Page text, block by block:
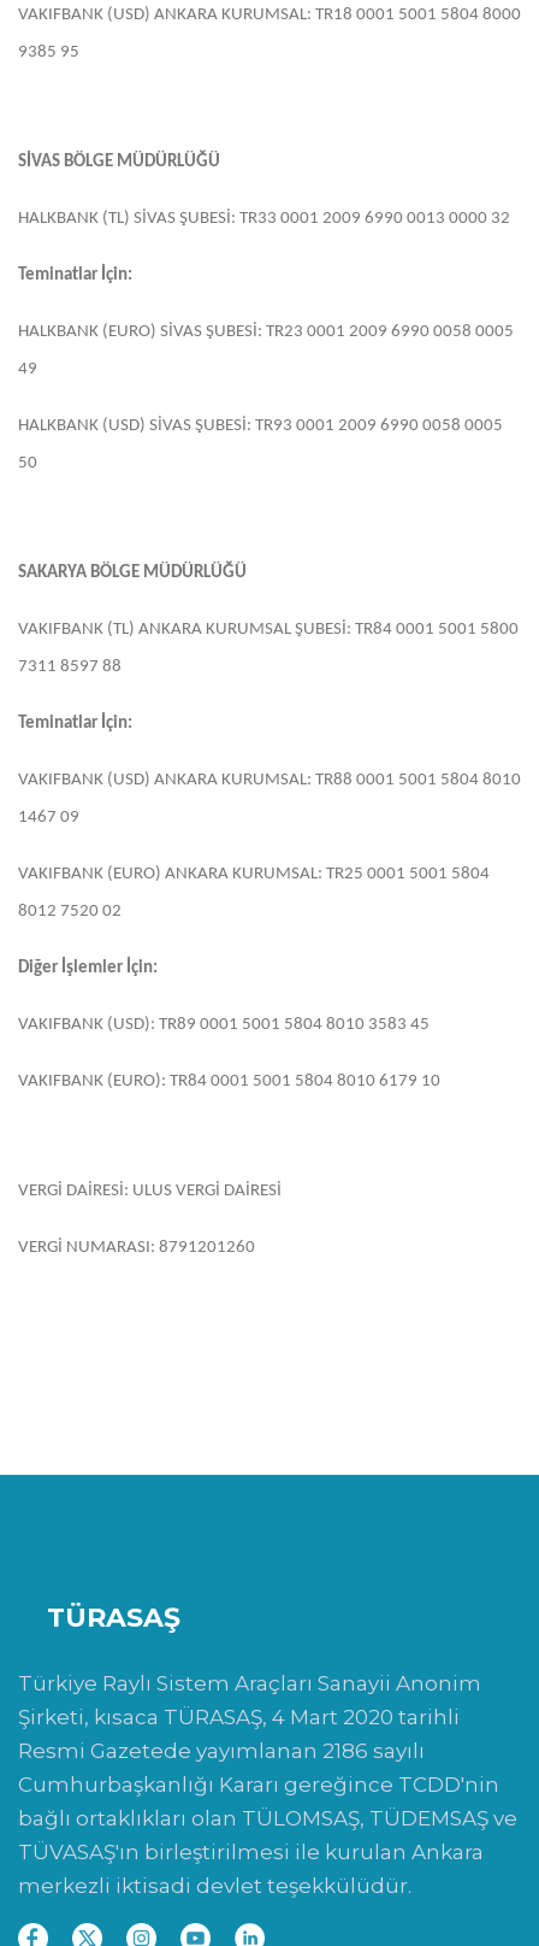
VAKIFBANK (USD) ANKARA KURUMSAL: TR18 0001 5001 5804 8000
9385 95
SİVAS BÖLGE MÜDÜRLÜĞÜ
HALKBANK (TL) SİVAS ŞUBESİ: TR33 0001 2009 6990 0013 0000 32
Teminatlar İçin:
HALKBANK (EURO) SİVAS ŞUBESİ: TR23 0001 2009 6990 0058 0005
49
HALKBANK (USD) SİVAS ŞUBESİ: TR93 0001 2009 6990 0058 0005
50
SAKARYA BÖLGE MÜDÜRLÜĞÜ
VAKIFBANK (TL) ANKARA KURUMSAL ŞUBESİ: TR84 0001 5001 5800
7311 8597 88
Teminatlar İçin:
VAKIFBANK (USD) ANKARA KURUMSAL: TR88 0001 5001 5804 8010
1467 09
VAKIFBANK (EURO) ANKARA KURUMSAL: TR25 0001 5001 5804
8012 7520 02
Diğer İşlemler İçin:
VAKIFBANK (USD): TR89 0001 5001 5804 8010 3583 45
VAKIFBANK (EURO): TR84 0001 5001 5804 8010 6179 10
VERGİ DAİRESİ: ULUS VERGİ DAİRESİ
VERGİ NUMARASI: 8791201260
TÜRASAŞ
Türkiye Raylı Sistem Araçları Sanayii Anonim
Şirketi, kısaca TÜRASAŞ, 4 Mart 2020 tarihli
Resmi Gazetede yayımlanan 2186 sayılı
Cumhurbaşkanlığı Kararı gereğince TCDD'nin
bağlı ortaklıkları olan TÜLOMSAŞ, TÜDEMSAŞ ve
TÜVASAŞ'ın birleştirilmesi ile kurulan Ankara
merkezli iktisadi devlet teşekkülüdür.